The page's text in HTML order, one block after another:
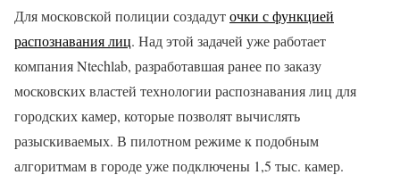
Для московской полиции создадуточки с функцией
распознавания лиц. Над этой задачей уже работает
компания Ntechlab, разработавшая ранее по заказу
московских властей технологии распознавания лиц для
городских камер, которые позволят вычислять
разыскиваемых. В пилотном режиме к подобным
алгоритмам в городе уже подключены 1,5 тыс. камер.